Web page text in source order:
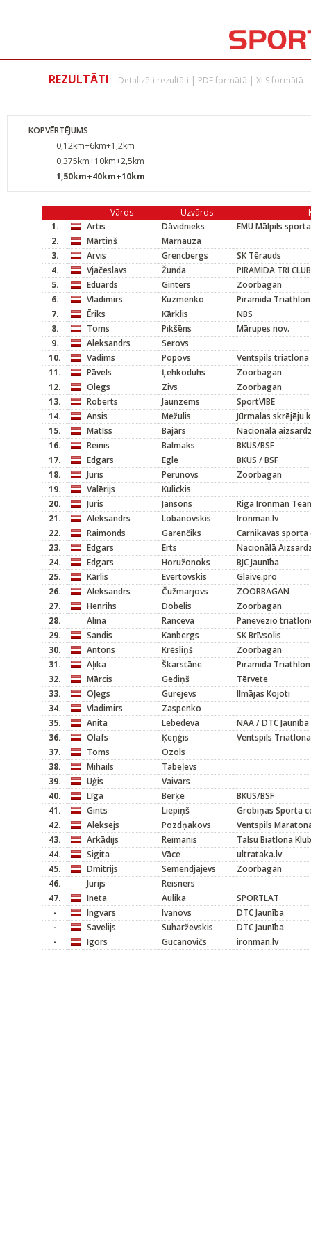
REZULTĀTI Detalizēti rezultāti | PDF formātā | XLS formātā
KOPVĒRTĒJUMS
0,12km+6km+1,2km
0,375km+10km+2,5km
1,50km+40km+10km
Vārds Uzvārds
1.
Artis Dāvidnieks
EMU Mālpils
2.
Mārtiņš
Marnauza
3.
Arvis Grencbergs
SK Tērauds
4.
Vjačeslavs Žunda
PIRAMIDA TRI CLUB
5.
Eduards Ginters
Zoorbagan
6.
Vladimirs Kuzmenko
Piramida Triathlon
7.
Ēriks Kārklis
NBS
8.
Toms Pikšēns
Mārupes nov.
9.
Aleksandrs
Serovs
10.
Vadims Popovs
Ventspils triatlona
11.
Pāvels Ļehkoduhs
Zoorbagan
12.
Olegs Zivs
Zoorbagan
13.
Roberts Jaunzems
SportVIBE
14.
Ansis Mežulis
Jūrmalas skrējēju
15.
Matīss Bajārs
Nacionālā
16.
Reinis Balmaks
BKUS/BSF
17.
Edgars Egle
BKUS / BSF
18.
Juris Perunovs
Zoorbagan
19.
Valērijs
Kulickis
20.
Juris Jansons
Riga Ironman
21.
Aleksandrs Lobanovskis
Ironman.lv
22.
Raimonds Garenčiks
Carnikavas sporta
23.
Edgars Erts
Nacionālā
24.
Edgars Horužonoks
BJC Jaunība
25.
Kārlis Evertovskis
Glaive.pro
26.
Aleksandrs Čužmarjovs
ZOORBAGAN
27.
Henrihs Dobelis
Zoorbagan
28.
Alina Ranceva
Panevezio
29.
Sandis Kanbergs
SK Brīvsolis
30.
Antons Krēsliņš
Zoorbagan
31.
Aļika Škarstāne
Piramida Triathlon
32.
Mārcis Gediņš
Tērvete
33.
Oļegs Gurejevs
Ilmājas Kojoti
34.
Vladimirs
Zaspenko
35.
Anita Lebedeva
NAA / DTC Jaunība
36.
Olafs Ķeņģis
Ventspils
37.
Toms
Ozols
38.
Mihails
Tabeļevs
39.
Uģis
Vaivars
40.
Līga Berķe
BKUS/BSF
41.
Gints Liepiņš
Grobiņas Sporta
42.
Aleksejs Pozdņakovs
Ventspils
43.
Arkādijs Reimanis
Talsu Biatlona
44.
Sigita Vāce
ultrataka.lv
45.
Dmitrijs Semendjajevs
Zoorbagan
46.
Jurijs
Reisners
47.
Ineta Aulika
SPORTLAT
-
Ingvars Ivanovs
DTC Jaunība
-
Savelijs Suharževskis
DTC Jaunība
-
Igors Gucanovičs ironman.lv